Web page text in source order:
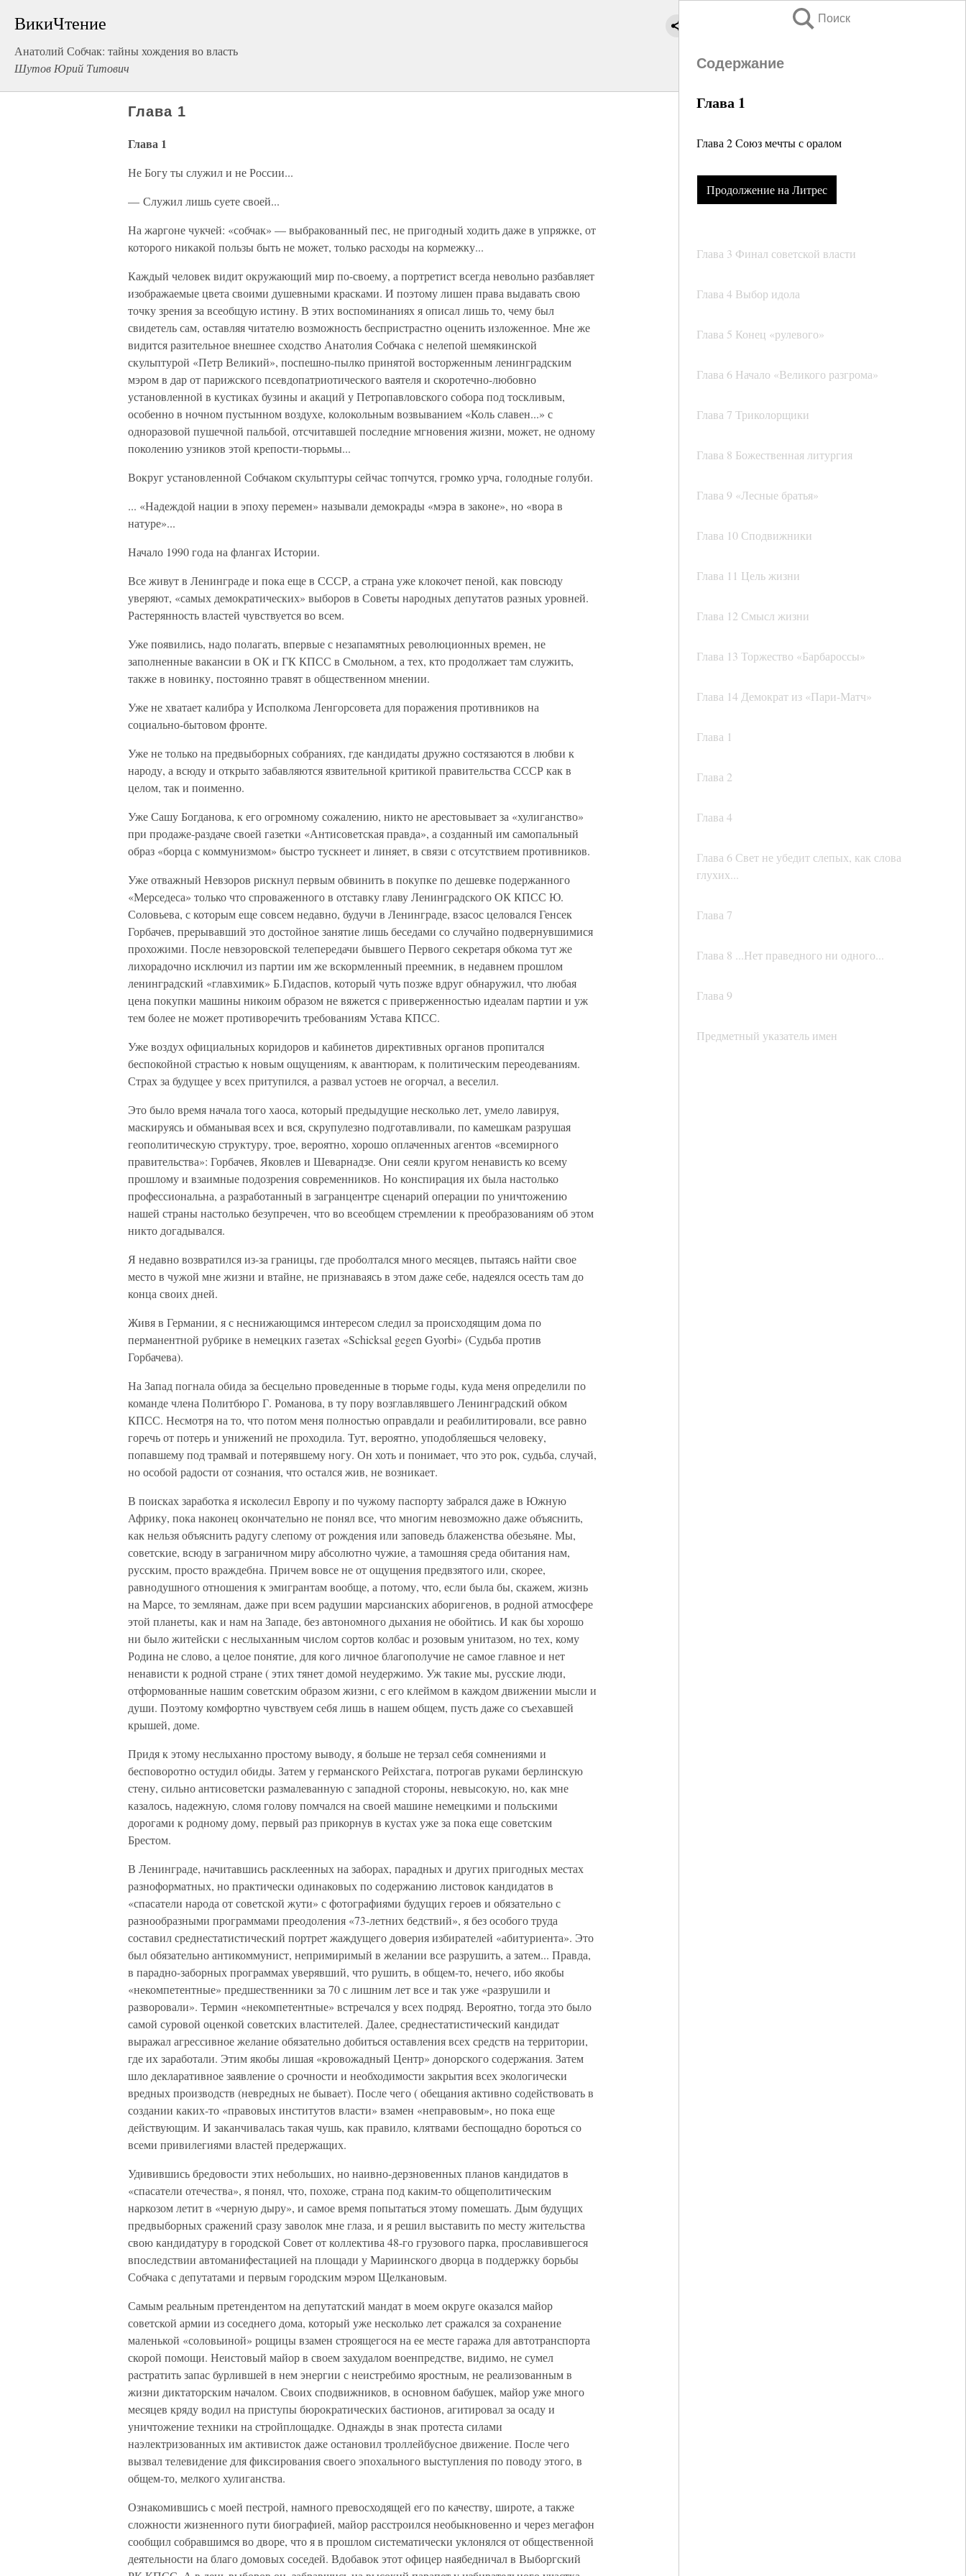
ВикиЧтение
Анатолий Собчак: тайны хождения во власть
Шутов Юрий Титович
Поиск
Содержание
Глава 1
Глава 2 Союз мечты с оралом
Продолжение на Литрес
Глава 3 Финал советской власти
Глава 4 Выбор идола
Глава 5 Конец «рулевого»
Глава 6 Начало «Великого разгрома»
Глава 7 Триколорщики
Глава 8 Божественная литургия
Глава 9 «Лесные братья»
Глава 10 Сподвижники
Глава 11 Цель жизни
Глава 12 Смысл жизни
Глава 13 Торжество «Барбароссы»
Глава 14 Демократ из «Пари-Матч»
Глава 1
Глава 2
Глава 4
Глава 6 Свет не убедит слепых, как слова
глухих...
Глава 7
Глава 8 ...Нет праведного ни одного...
Глава 9
Предметный указатель имен
Глава 1
Глава 1
Не Богу ты служил и не России...
— Служил лишь суете своей...
На жаргоне чукчей: «собчак» — выбракованный пес, не пригодный ходить даже в упряжке, от
которого никакой пользы быть не может, только расходы на кормежку...
Каждый человек видит окружающий мир по-своему, а портретист всегда невольно разбавляет
изображаемые цвета своими душевными красками. И поэтому лишен права выдавать свою
точку зрения за всеобщую истину. В этих воспоминаниях я описал лишь то, чему был
свидетель сам, оставляя читателю возможность беспристрастно оценить изложенное. Мне же
видится разительное внешнее сходство Анатолия Собчака с нелепой шемякинской
скульптурой «Петр Великий», поспешно-пылко принятой восторженным ленинградским
мэром в дар от парижского псевдопатриотического ваятеля и скоротечно-любовно
установленной в кустиках бузины и акаций у Петропавловского собора под тоскливым,
особенно в ночном пустынном воздухе, колокольным возвыванием «Коль славен...» с
одноразовой пушечной пальбой, отсчитавшей последние мгновения жизни, может, не одному
поколению узников этой крепости-тюрьмы...
Вокруг установленной Собчаком скульптуры сейчас топчутся, громко урча, голодные голуби.
... «Надеждой нации в эпоху перемен» называли демокрады «мэра в законе», но «вора в
натуре»...
Начало 1990 года на флангах Истории.
Все живут в Ленинграде и пока еще в СССР, а страна уже клокочет пеной, как повсюду
уверяют, «самых демократических» выборов в Советы народных депутатов разных уровней.
Растерянность властей чувствуется во всем.
Уже появились, надо полагать, впервые с незапамятных революционных времен, не
заполненные вакансии в ОК и ГК КПСС в Смольном, а тех, кто продолжает там служить,
также в новинку, постоянно травят в общественном мнении.
Уже не хватает калибра у Исполкома Ленгорсовета для поражения противников на
социально-бытовом фронте.
Уже не только на предвыборных собраниях, где кандидаты дружно состязаются в любви к
народу, а всюду и открыто забавляются язвительной критикой правительства СССР как в
целом, так и поименно.
Уже Сашу Богданова, к его огромному сожалению, никто не арестовывает за «хулиганство»
при продаже-раздаче своей газетки «Антисоветская правда», а созданный им самопальный
образ «борца с коммунизмом» быстро тускнеет и линяет, в связи с отсутствием противников.
Уже отважный Невзоров рискнул первым обвинить в покупке по дешевке подержанного
«Мерседеса» только что спроваженного в отставку главу Ленинградского ОК КПСС Ю.
Соловьева, с которым еще совсем недавно, будучи в Ленинграде, взасос целовался Генсек
Горбачев, прерывавший это достойное занятие лишь беседами со случайно подвернувшимися
прохожими. После невзоровской телепередачи бывшего Первого секретаря обкома тут же
лихорадочно исключил из партии им же вскормленный преемник, в недавнем прошлом
ленинградский «главхимик» Б.Гидаспов, который чуть позже вдруг обнаружил, что любая
цена покупки машины никоим образом не вяжется с приверженностью идеалам партии и уж
тем более не может противоречить требованиям Устава КПСС.
Уже воздух официальных коридоров и кабинетов директивных органов пропитался
беспокойной страстью к новым ощущениям, к авантюрам, к политическим переодеваниям.
Страх за будущее у всех притупился, а развал устоев не огорчал, а веселил.
Это было время начала того хаоса, который предыдущие несколько лет, умело лавируя,
маскируясь и обманывая всех и вся, скрупулезно подготавливали, по камешкам разрушая
геополитическую структуру, трое, вероятно, хорошо оплаченных агентов «всемирного
правительства»: Горбачев, Яковлев и Шеварнадзе. Они сеяли кругом ненависть ко всему
прошлому и взаимные подозрения современников. Но конспирация их была настолько
профессиональна, а разработанный в загранцентре сценарий операции по уничтожению
нашей страны настолько безупречен, что во всеобщем стремлении к преобразованиям об этом
никто догадывался.
Я недавно возвратился из-за границы, где проболтался много месяцев, пытаясь найти свое
место в чужой мне жизни и втайне, не признаваясь в этом даже себе, надеялся осесть там до
конца своих дней.
Живя в Германии, я с неснижающимся интересом следил за происходящим дома по
перманентной рубрике в немецких газетах «Schicksal gegen Gyorbi» (Судьба против
Горбачева).
На Запад погнала обида за бесцельно проведенные в тюрьме годы, куда меня определили по
команде члена Политбюро Г. Романова, в ту пору возглавлявшего Ленинградский обком
КПСС. Несмотря на то, что потом меня полностью оправдали и реабилитировали, все равно
горечь от потерь и унижений не проходила. Тут, вероятно, уподобляешься человеку,
попавшему под трамвай и потерявшему ногу. Он хоть и понимает, что это рок, судьба, случай,
но особой радости от сознания, что остался жив, не возникает.
В поисках заработка я исколесил Европу и по чужому паспорту забрался даже в Южную
Африку, пока наконец окончательно не понял все, что многим невозможно даже объяснить,
как нельзя объяснить радугу слепому от рождения или заповедь блаженства обезьяне. Мы,
советские, всюду в заграничном миру абсолютно чужие, а тамошняя среда обитания нам,
русским, просто враждебна. Причем вовсе не от ощущения предвзятого или, скорее,
равнодушного отношения к эмигрантам вообще, а потому, что, если была бы, скажем, жизнь
на Марсе, то землянам, даже при всем радушии марсианских аборигенов, в родной атмосфере
этой планеты, как и нам на Западе, без автономного дыхания не обойтись. И как бы хорошо
ни было житейски с неслыханным числом сортов колбас и розовым унитазом, но тех, кому
Родина не слово, а целое понятие, для кого личное благополучие не самое главное и нет
ненависти к родной стране ( этих тянет домой неудержимо. Уж такие мы, русские люди,
отформованные нашим советским образом жизни, с его клеймом в каждом движении мысли и
души. Поэтому комфортно чувствуем себя лишь в нашем общем, пусть даже со съехавшей
крышей, доме.
Придя к этому неслыханно простому выводу, я больше не терзал себя сомнениями и
бесповоротно остудил обиды. Затем у германского Рейхстага, потрогав руками берлинскую
стену, сильно антисоветски размалеванную с западной стороны, невысокую, но, как мне
казалось, надежную, сломя голову помчался на своей машине немецкими и польскими
дорогами к родному дому, первый раз прикорнув в кустах уже за пока еще советским
Брестом.
В Ленинграде, начитавшись расклеенных на заборах, парадных и других пригодных местах
разноформатных, но практически одинаковых по содержанию листовок кандидатов в
«спасатели народа от советской жути» с фотографиями будущих героев и обязательно с
разнообразными программами преодоления «73-летних бедствий», я без особого труда
составил среднестатистический портрет жаждущего доверия избирателей «абитуриента». Это
был обязательно антикоммунист, непримиримый в желании все разрушить, а затем... Правда,
в парадно-заборных программах уверявший, что рушить, в общем-то, нечего, ибо якобы
«некомпетентные» предшественники за 70 с лишним лет все и так уже «разрушили и
разворовали». Термин «некомпетентные» встречался у всех подряд. Вероятно, тогда это было
самой суровой оценкой советских властителей. Далее, среднестатистический кандидат
выражал агрессивное желание обязательно добиться оставления всех средств на территории,
где их заработали. Этим якобы лишая «кровожадный Центр» донорского содержания. Затем
шло декларативное заявление о срочности и необходимости закрытия всех экологически
вредных производств (невредных не бывает). После чего ( обещания активно содействовать в
создании каких-то «правовых институтов власти» взамен «неправовым», но пока еще
действующим. И заканчивалась такая чушь, как правило, клятвами беспощадно бороться со
всеми привилегиями властей предержащих.
Удивившись бредовости этих небольших, но наивно-дерзновенных планов кандидатов в
«спасатели отечества», я понял, что, похоже, страна под каким-то общеполитическим
наркозом летит в «черную дыру», и самое время попытаться этому помешать. Дым будущих
предвыборных сражений сразу заволок мне глаза, и я решил выставить по месту жительства
свою кандидатуру в городской Совет от коллектива 48-го грузового парка, прославившегося
впоследствии автоманифестацией на площади у Мариинского дворца в поддержку борьбы
Собчака с депутатами и первым городским мэром Щелкановым.
Самым реальным претендентом на депутатский мандат в моем округе оказался майор
советской армии из соседнего дома, который уже несколько лет сражался за сохранение
маленькой «соловьиной» рощицы взамен строящегося на ее месте гаража для автотранспорта
скорой помощи. Неистовый майор в своем захудалом военпредстве, видимо, не сумел
растратить запас бурлившей в нем энергии с неистребимо яростным, не реализованным в
жизни диктаторским началом. Своих сподвижников, в основном бабушек, майор уже много
месяцев кряду водил на приступы бюрократических бастионов, агитировал за осаду и
уничтожение техники на стройплощадке. Однажды в знак протеста силами
наэлектризованных им активисток даже остановил троллейбусное движение. После чего
вызвал телевидение для фиксирования своего эпохального выступления по поводу этого, в
общем-то, мелкого хулиганства.
Ознакомившись с моей пестрой, намного превосходящей его по качеству, широте, а также
сложности жизненного пути биографией, майор расстроился необыкновенно и через мегафон
сообщил собравшимся во дворе, что я в прошлом систематически уклонялся от общественной
деятельности на благо домовых соседей. Вдобавок этот офицер наябедничал в Выборгский